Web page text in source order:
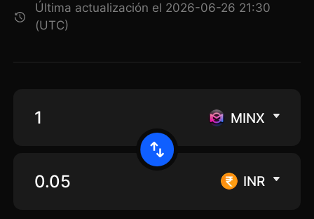
Última actualización el 2026-06-26 21:30
(UTC)
MINX
INR